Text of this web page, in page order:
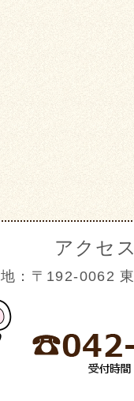
アクセ
：〒192-0062